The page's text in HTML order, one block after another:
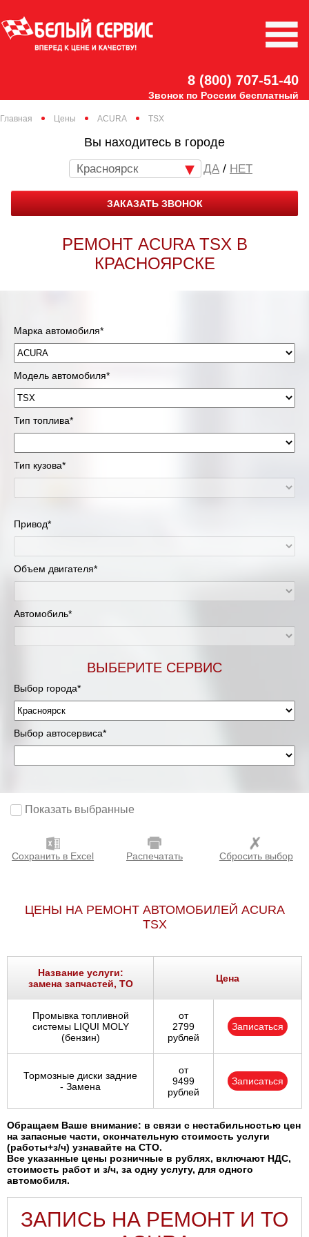
8 (800) 707-51-40
Звонок по России бесплатный
Главная Цены ACURA TSX
Вы находитесь в городе
Красноярск / НЕТ
ЗАКАЗАТЬ ЗВОНОК
РЕМОНТ ACURA TSX В
КРАСНОЯРСКЕ
Марка автомобиля*
Модель автомобиля*
Тип топлива*
Тип кузова*
Привод*
Объем двигателя*
Автомобиль*
ВЫБЕРИТЕ СЕРВИС
Выбор города*
Выбор автосервиса*
Показать выбранные
Сохранить в Excel Распечатать Сбросить выбор
ЦЕНЫ НА РЕМОНТ АВТОМОБИЛЕЙ ACURA
TSX
Название услуги:
замена запчастей, ТО
Цена
Промывка топливной
системы LIQUI MOLY
(бензин)
от
2799
рублей
Записаться
Тормозные диски задние
- Замена
от
9499
рублей
Записаться
Обращаем Ваше внимание: в связи с нестабильностью цен
на запасные части, окончательную стоимость услуги
(работы+з/ч) узнавайте на СТО.
Все указанные цены розничные в рублях, включают НДС,
стоимость работ и з/ч, за одну услугу, для одного
автомобиля.
ЗАПИСЬ НА РЕМОНТ И ТО